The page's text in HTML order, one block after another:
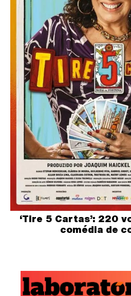
‘Tire 5 Cartas’: 220
comédia de